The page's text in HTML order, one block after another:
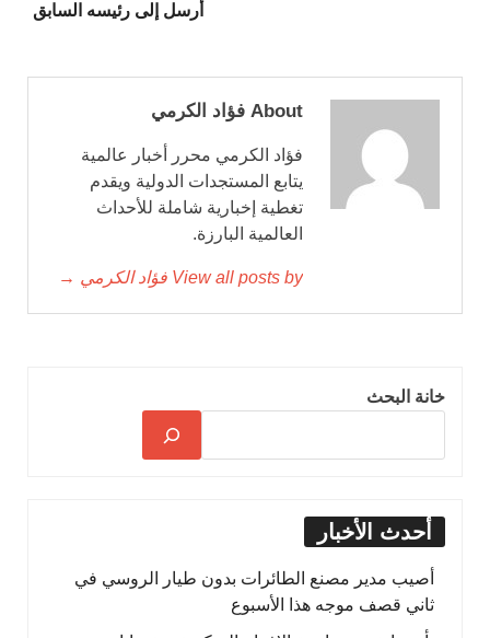
أرسل إلى رئيسه السابق
About فؤاد الكرمي
فؤاد الكرمي محرر أخبار عالمية
يتابع المستجدات الدولية ويقدم
تغطية إخبارية شاملة للأحداث
العالمية البارزة.
View all posts by فؤاد الكرمي →
خانة البحث
أحدث الأخبار
أصيب مدير مصنع الطائرات بدون طيار الروسي في
ثاني قصف موجه هذا الأسبوع